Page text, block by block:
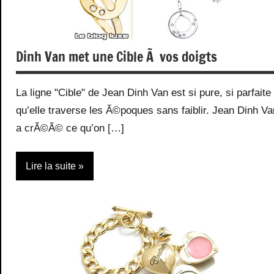
Dinh Van met une Cible Ã vos doigts
La ligne "Cible" de Jean Dinh Van est si pure, si parfaite
qu’elle traverse les Ã©poques sans faiblir. Jean Dinh
a crÃ©Ã© ce qu’on […]
Lire la suite